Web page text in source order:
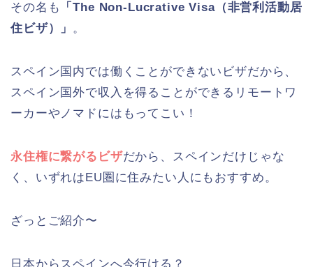
その名も
「The Non-Lucrative Visa（非営利活動居
住ビザ）」 。
スペイン国内では働くことができないビザだから、
スペイン国外で収入を得ることができるリモートワ
ーカーやノマドにはもってこい！
永住権に繋がるビザだから、スペインだけじゃな
く、いずれはEU圏に住みたい人にもおすすめ。
ざっとご紹介〜
日本からスペインへ今行ける？